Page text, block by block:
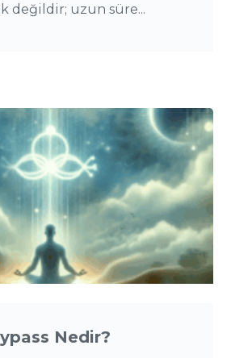
değildir; uzun süre...
Nedir?